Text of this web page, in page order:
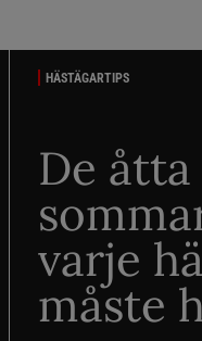
HÄSTÄGARTIPS
De åtta
varje
måste